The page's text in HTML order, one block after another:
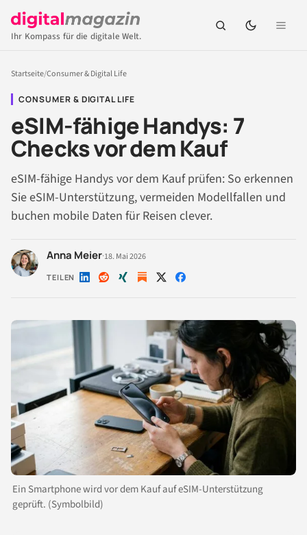
Ihr Kompass für die digitale Welt.
Startseite/Consumer & Digital Life
CONSUMER & DIGITAL LIFE
eSIM-fähige Handys: 7
Checks vor dem Kauf
eSIM-fähige Handys vor dem Kauf prüfen: So erkennen
Sie eSIM-Unterstützung, vermeiden Modellfallen und
buchen mobile Daten für Reisen clever.
Anna Meier·18. Mai 2026
TEILEN Auf Auf Auf Auf Auf
Ein Smartphone wird vor dem Kauf auf eSIM-Unterstützung
geprüft. (Symbolbild)